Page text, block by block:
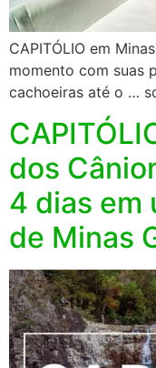
CAPITÓLIO em
momento com suas
cachoeiras até o …
dos
4 dias em
de Minas